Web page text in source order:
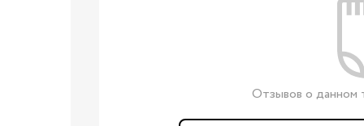
Подушки для кормления
Кроватки и люльки
Отзывов о данном